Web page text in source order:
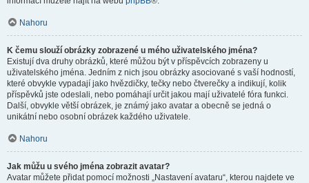
Nahoru
K čemu slouží obrázky zobrazené u mého uživatelského jména?
Existují dva druhy obrázků, které můžou být v příspěvcích zobrazeny u
uživatelského jména. Jedním z nich jsou obrázky asociované s vaší hodností,
které obvykle vypadají jako hvězdičky, tečky nebo čtverečky a indikují, kolik
příspěvků jste odeslali, nebo pomáhají určit jakou mají uživatelé fóra funkci.
Další, obvykle větší obrázek, je známý jako avatar a obecně se jedná o
unikátní nebo osobní obrázek každého uživatele.
Nahoru
Jak můžu u svého jména zobrazit avatar?
Avatar můžete přidat pomocí možnosti „Nastavení avataru“, kterou najdete ve